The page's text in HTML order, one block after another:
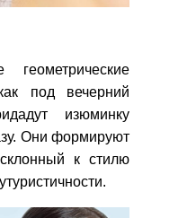
под вечерний
изюминку
Они формируют
к стилю